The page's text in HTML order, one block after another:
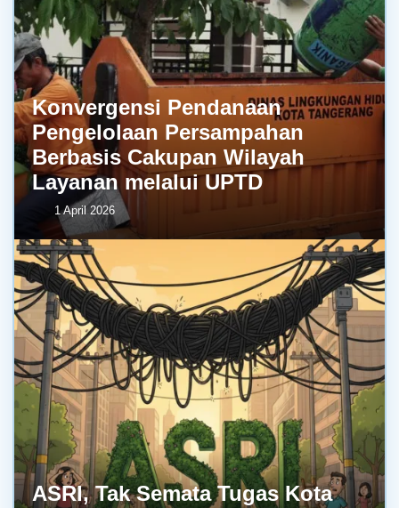
Konvergensi Pendanaan
Pengelolaan Persampahan
Berbasis Cakupan Wilayah
Layanan melalui UPTD
1 April 2026
ASRI, Tak Semata Tugas Kota